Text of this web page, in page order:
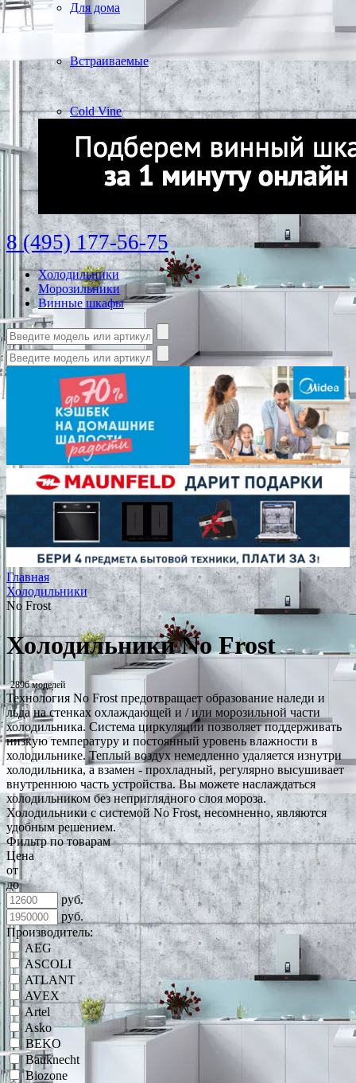
Для дома
Встраиваемые
Cold Vine
8 (495) 177-56-75
Холодильники
Морозильники
Винные шкафы
Главная
Холодильники
No Frost
Холодильники No Frost
2896 моделей
Технология No Frost предотвращает образование наледи и
льда на стенках охлаждающей и / или морозильной части
холодильника. Система циркуляции позволяет поддерживать
низкую температуру и постоянный уровень влажности в
холодильнике. Теплый воздух немедленно удаляется изнутри
холодильника, а взамен - прохладный, регулярно высушивает
внутреннюю часть устройства. Вы можете наслаждаться
холодильником без неприглядного слоя мороза.
Холодильники с системой No Frost, несомненно, являются
удобным решением.
Фильтр по товарам
Цена
от
до
руб.
руб.
Производитель:
AEG
ASCOLI
ATLANT
AVEX
Artel
Asko
BEKO
Bauknecht
Biozone